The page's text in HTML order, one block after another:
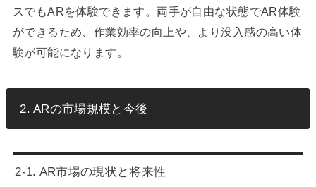
スでもARを体験できます。両手が自由な状態でAR体験
ができるため、作業効率の向上や、より没入感の高い体
験が可能になります。
2. ARの市場規模と今後
2-1. AR市場の現状と将来性